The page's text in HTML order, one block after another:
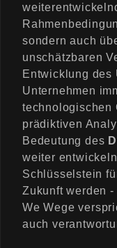
sondern auch
unschätzbaren
Entwicklung des
Unternehmen
technologischen
prädiktiven
Bedeutung des
weiter
Schlüsselstein
Zukunft werden
We Wege
auch